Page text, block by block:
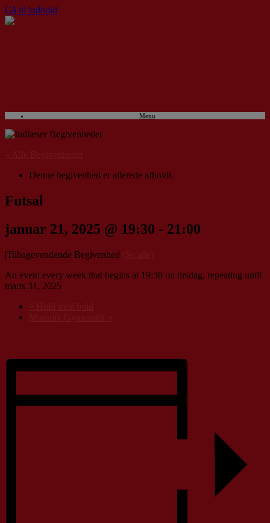
Gå til indhold
Menu
Denne begivenhed er allerede afholdt.
Futsal
januar 21, 2025 @ 19:30 - 21:00
|Tilbagevendende Begivenhed
An event every week that begins at 19:30 on tirsdag, repeating until
marts 31, 2025